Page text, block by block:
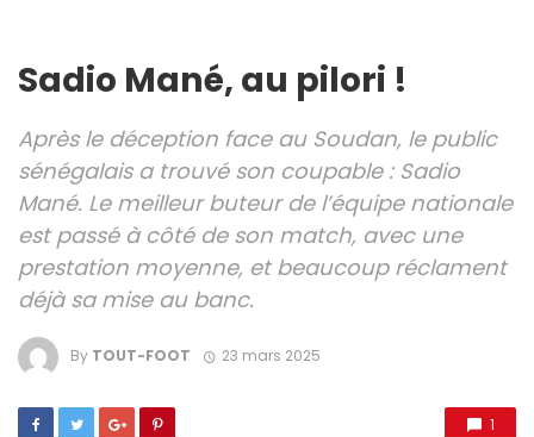
Sadio Mané, au pilori !
Après le déception face au Soudan, le public
sénégalais a trouvé son coupable : Sadio
Mané. Le meilleur buteur de l’équipe nationale
est passé à côté de son match, avec une
prestation moyenne, et beaucoup réclament
déjà sa mise au banc.
By TOUT-FOOT 23 mars 2025
1